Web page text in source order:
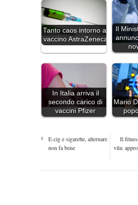
Tanto caos intorno al
vaccino AstraZeneca
Il
In Italia arriva il
secondo carico di
vaccini Pfizer
Mario
E-cig e sigarette, alternare
non fa bene
Il
vita: